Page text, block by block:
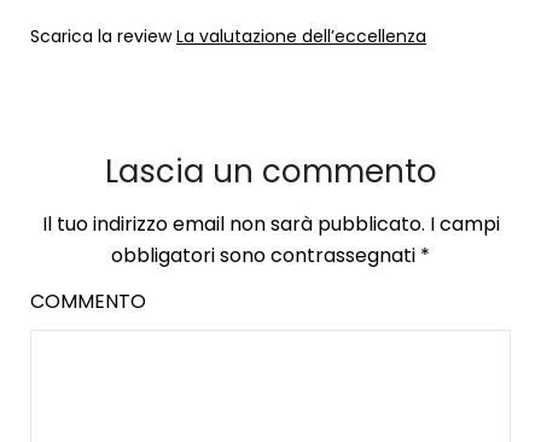
Scarica la reviewLa valutazione dell’eccellenza
Lascia un commento
Il tuo indirizzo email non sarà pubblicato. I campi
obbligatori sono contrassegnati *
COMMENTO